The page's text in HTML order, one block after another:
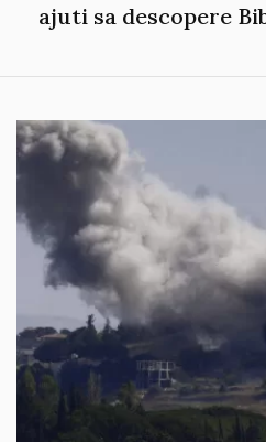
ajuti sa descopere